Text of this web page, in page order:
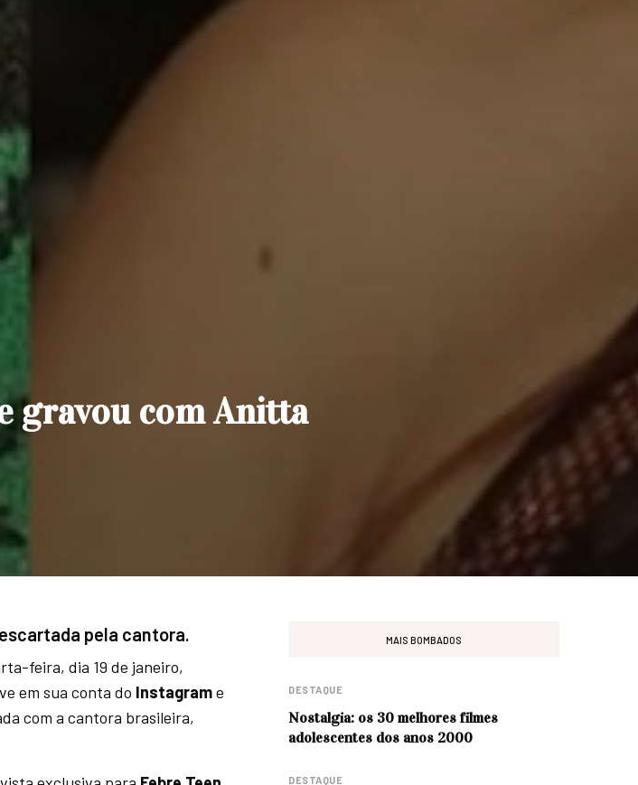
gravou com Anitta
pela cantora.
feira, dia 19 de janeiro,
em sua conta do Instagrame
com a cantora brasileira,
MAIS BOMBADOS
DESTAQUE
Nostalgia: os 30 melhores filmes
adolescentes dos anos 2000
DESTAQUE